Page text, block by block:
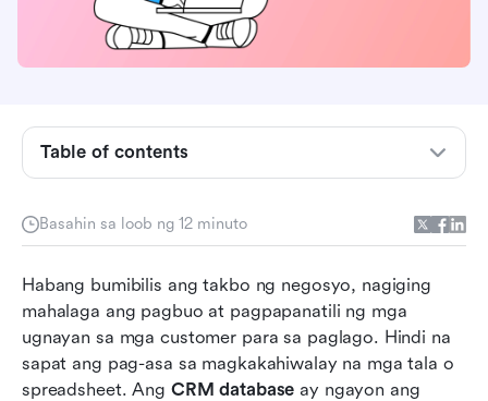
Basahin sa loob ng 12 minuto
Habang bumibilis ang takbo ng negosyo, nagiging
mahalaga ang pagbuo at pagpapanatili ng mga
ugnayan sa mga customer para sa paglago. Hindi na
sapat ang pag-asa sa magkakahiwalay na mga tala o
spreadsheet. Ang CRM database ay ngayon ang
Table of contents
Ano ang CRM database?
Mga Uri ng CRM database
Mga pangunahing tampok ng isang CRM
database
Mga Tip para sa pagpili ng CRM database
Bawat Hakbang ng Pamamahala ng CRM
Ang hinaharap ng mga database ng CRM
Konklusyon